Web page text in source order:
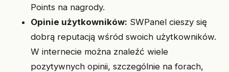
Points na nagrody.
Opinie użytkowników: SWPanel cieszy się
dobrą reputacją wśród swoich użytkowników.
W internecie można znaleźć wiele
pozytywnych opinii, szczególnie na forach,